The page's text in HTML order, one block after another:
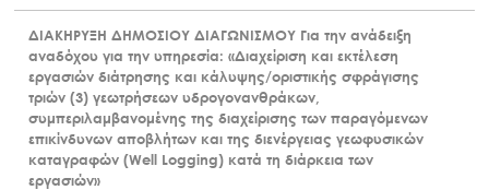
ΔΙΑΚΗΡΥΞΗ ΔΗΜΟΣΙΟΥ ΔΙΑΓΩΝΙΣΜΟΥ Για την ανάδειξη
αναδόχου για την υπηρεσία: «Διαχείριση και εκτέλεση
εργασιών διάτρησης και κάλυψης/οριστικής σφράγισης
τριών (3) γεωτρήσεων υδρογονανθράκων,
συμπεριλαμβανομένης της διαχείρισης των παραγόμενων
επικίνδυνων αποβλήτων και της διενέργειας γεωφυσικών
καταγραφών (Well Logging) κατά τη διάρκεια των
εργασιών»